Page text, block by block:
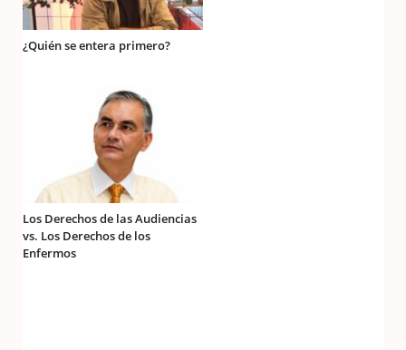
¿Quién se entera primero?
Los Derechos de las Audiencias
vs. Los Derechos de los
Enfermos